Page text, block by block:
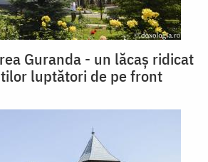
Guranda - un lăcaș ridicat
luptători de pe front